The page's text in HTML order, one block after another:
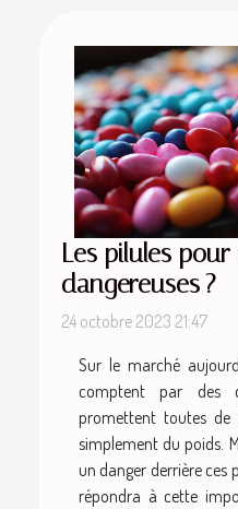
Les pilules
dangereuses ?
24 octobre 2023 21:47
Sur le marché
comptent par des
promettent toutes
simplement du poids.
un danger derrière ces
répondra à cette